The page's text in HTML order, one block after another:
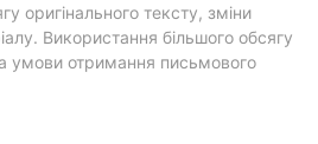
оригінального тексту, зміни
Використання більшого обсягу
умови отримання письмового